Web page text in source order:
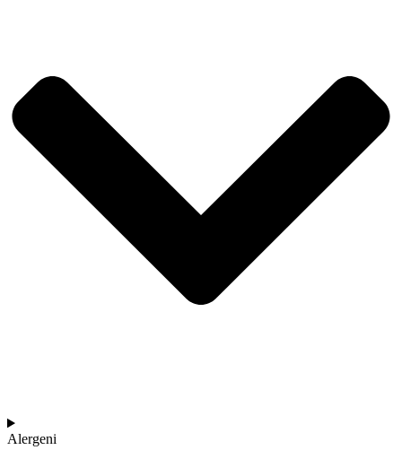
Alergeni